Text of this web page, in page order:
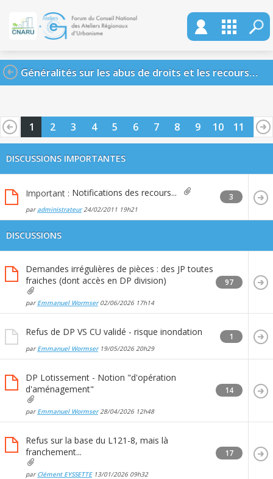
Généralités sur les abus de droits et les recours possibles
1 2 3 4 5 6 7 8 9 10 11
12
DISCUSSIONS IMPORTANTES
Important : Notifications des recours...
paradministrateur24/02/2011 19h21
3
DISCUSSIONS
Demandes irrégulières de pièces : des JP toutes
fraiches (dont accès en DP division)
par Emmanuel Wormser02/06/2026 17h14
97
Refus de DP VS CU validé - risque inondation
par Emmanuel Wormser19/05/202620h29
1
DP Lotissement - Notion "d'opération
d'aménagement"
par Emmanuel Wormser28/04/2026 12h48
14
Refus sur la base du L121-8, mais là
franchement...
par Clément EYSSETTE13/01/2026 09h32
17